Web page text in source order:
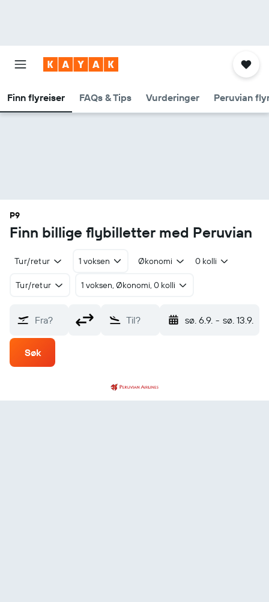
Finn flyreiser FAQs & Tips Vurderinger Peruvian
P9
Finn billige flybilletter med Peruvian
Tur/retur 1 voksen Økonomi 0 kolli
Tur/retur 1 voksen, Økonomi, 0 kolli
Fra? Til? sø. 6.9. - sø. 13.9.
Søk